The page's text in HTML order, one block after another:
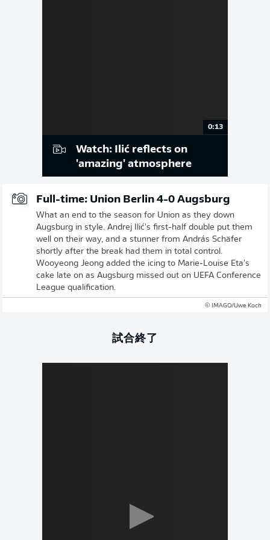
0:13
Watch: Ilić reflects on
'amazing' atmosphere
Full-time: Union Berlin 4-0 Augsburg
What an end to the season for Union as they down
Augsburg in style. Andrej Ilić's first-half double put them
well on their way, and a stunner from András Schäfer
shortly after the break had them in total control.
Wooyeong Jeong added the icing to Marie-Louise Eta's
cake late on as Augsburg missed out on UEFA Conference
League qualification.
© IMAGO/Uwe Koch
試合終了